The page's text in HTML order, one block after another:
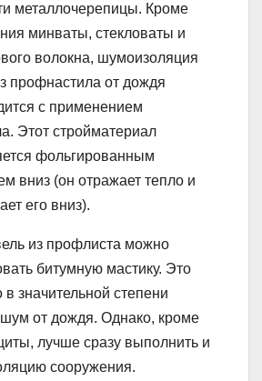
металлочерепицы. Кроме
минваты, стекловаты и
волокна, шумоизоляция
профнастила от дождя
с применением
Этот стройматериал
фольгированным
вниз (он отражает тепло и
его вниз).
из профлиста можно
битумную мастику. Это
в значительной степени
от дождя. Однако, кроме
лучше сразу выполнить и
сооружения.